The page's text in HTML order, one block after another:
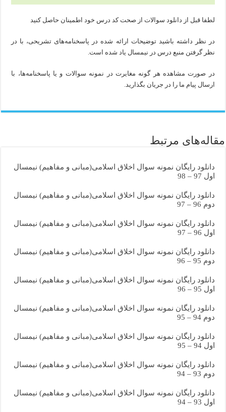
لطفا قبل از دانلود سوالات از صحت کد درس خود اطمینان حاصل کنید
در نظر داشته باشید توضیحات ارائه شده در پاسخنامه‌های تشریحی، با در
نظر گرفتن منبع درس در نیمسال یاد شده است.
در صورت مشاهده هر گونه مغایرت در نمونه سوالات و یا پاسخنامه‌ها، با
ارسال پیام ما را در جریان بگذارید.
مقاله‌های مرتبط
دانلود رایگان نمونه سوال اخلاق اسلامی(مبانی و مفاهیم) نیمسال
اول 97 – 98
دانلود رایگان نمونه سوال اخلاق اسلامی(مبانی و مفاهیم) نیمسال
دوم 96 – 97
دانلود رایگان نمونه سوال اخلاق اسلامی(مبانی و مفاهیم) نیمسال
اول 96 – 97
دانلود رایگان نمونه سوال اخلاق اسلامی(مبانی و مفاهیم) نیمسال
دوم 95 – 96
دانلود رایگان نمونه سوال اخلاق اسلامی(مبانی و مفاهیم) نیمسال
اول 95 – 96
دانلود رایگان نمونه سوال اخلاق اسلامی(مبانی و مفاهیم) نیمسال
دوم 94 – 95
دانلود رایگان نمونه سوال اخلاق اسلامی(مبانی و مفاهیم) نیمسال
اول 94 – 95
دانلود رایگان نمونه سوال اخلاق اسلامی(مبانی و مفاهیم) نیمسال
دوم 93 – 94
دانلود رایگان نمونه سوال اخلاق اسلامی(مبانی و مفاهیم) نیمسال
اول 93 – 94